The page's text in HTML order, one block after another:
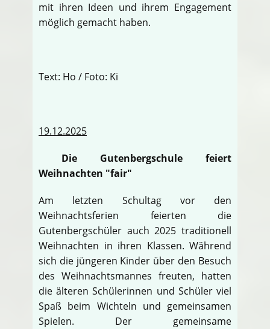
mit ihren Ideen und ihrem Engagement
möglich gemacht haben.
Text: Ho / Foto: Ki
19.12.2025
Die Gutenbergschule feiert
Weihnachten "fair"
Am letzten Schultag vor den
Weihnachtsferien feierten die
Gutenbergschüler auch 2025 traditionell
Weihnachten in ihren Klassen. Während
sich die jüngeren Kinder über den Besuch
des Weihnachtsmannes freuten, hatten
die älteren Schülerinnen und Schüler viel
Spaß beim Wichteln und gemeinsamen
Spielen. Der gemeinsame